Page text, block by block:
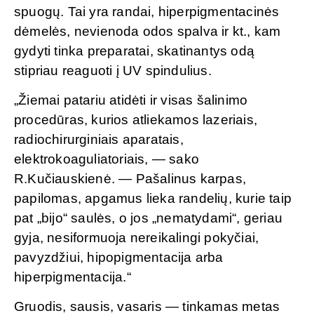
spuogų. Tai yra randai, hiperpigmentacinės
dėmelės, nevienoda odos spalva ir kt., kam
gydyti tinka preparatai, skatinantys odą
stipriau reaguoti į UV spindulius.
„Žiemai patariu atidėti ir visas šalinimo
procedūras, kurios atliekamos lazeriais,
radiochirurginiais aparatais,
elektrokoaguliatoriais, — sako
R.Kučiauskienė. — Pašalinus karpas,
papilomas, apgamus lieka randelių, kurie taip
pat „bijo“ saulės, o jos „nematydami“, geriau
gyja, nesiformuoja nereikalingi pokyčiai,
pavyzdžiui, hipopigmentacija arba
hiperpigmentacija.“
Gruodis, sausis, vasaris — tinkamas metas